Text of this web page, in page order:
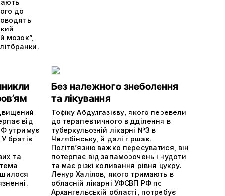
до
мозок”,
від
утримує
братів
та
Без належного знеболення
та лікування
Тофіку Абдулгазієву, якого перевели
до терапевтичного відділення в
туберкульозній лікарні №3 в
Челябінську, й далі гіршає.
Політвʼязню важко пересуватися, він
потерпає від запаморочень і нудоти
та має різкі коливання рівня цукру.
Ленур Халілов, якого тримають в
обласній лікарні УФСВП РФ по
Архангельській області, потребує